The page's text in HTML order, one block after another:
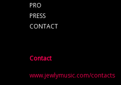
PRO
PRESS
CONTACT
Contact
www.jewlymusic.com/contacts